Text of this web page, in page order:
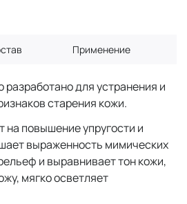
Применение
для устранения и
старения кожи.
повышение упругости и
выраженность мимических
и выравнивает тон кожи,
мягко осветляет